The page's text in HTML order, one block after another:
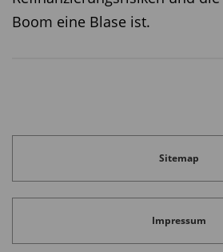
Boom eine Blase ist.
Sitemap
Impressum